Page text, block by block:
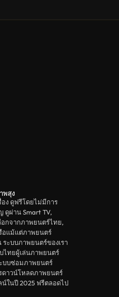
พสุง
ง ดูฟรีโดยไม่มีการ
ผ่าน Smart TV,
อกจากภาพยนตร์ไทย,
อแม้แต่ภาพยนตร์
ระบบภาพยนตร์ของเรา
ไทยผู้เล่นภาพยนตร์
บบซ่อมภาพยนตร์
ดาวน์โหลดภาพยนตร์
ในปี 2025 ฟรีตลอดไป